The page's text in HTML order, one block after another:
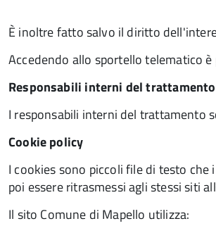
È inoltre fatto salvo il diritto
Accedendo allo sportello telematico
Responsabili interni del trattamento
I responsabili interni del trattamento
Cookie policy
I cookies sono piccoli file di testo
poi essere ritrasmessi agli stessi siti
Il sito Comune di Mapello utilizza: